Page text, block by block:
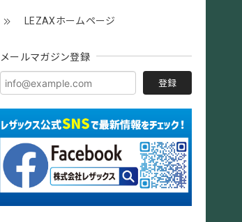
LEZAXホームページ
メールマガジン登録
登録